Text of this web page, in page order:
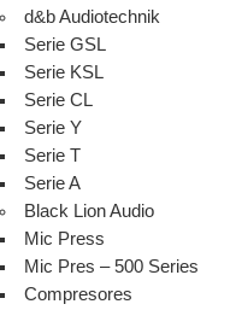
d&b Audiotechnik
Serie GSL
Serie KSL
Serie CL
Serie Y
Serie T
Serie A
Black Lion Audio
Mic Press
Mic Pres – 500 Series
Compresores